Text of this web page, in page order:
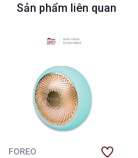
Sản phẩm liên quan
FOREO